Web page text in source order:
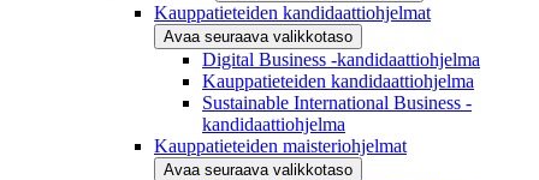
Kauppatieteiden kandidaattiohjelmat
Avaa seuraava valikkotaso
Digital Business -kandidaattiohjelma
Kauppatieteiden kandidaattiohjelma
Sustainable International Business -
kandidaattiohjelma
Kauppatieteiden maisteriohjelmat
Avaa seuraava valikkotaso